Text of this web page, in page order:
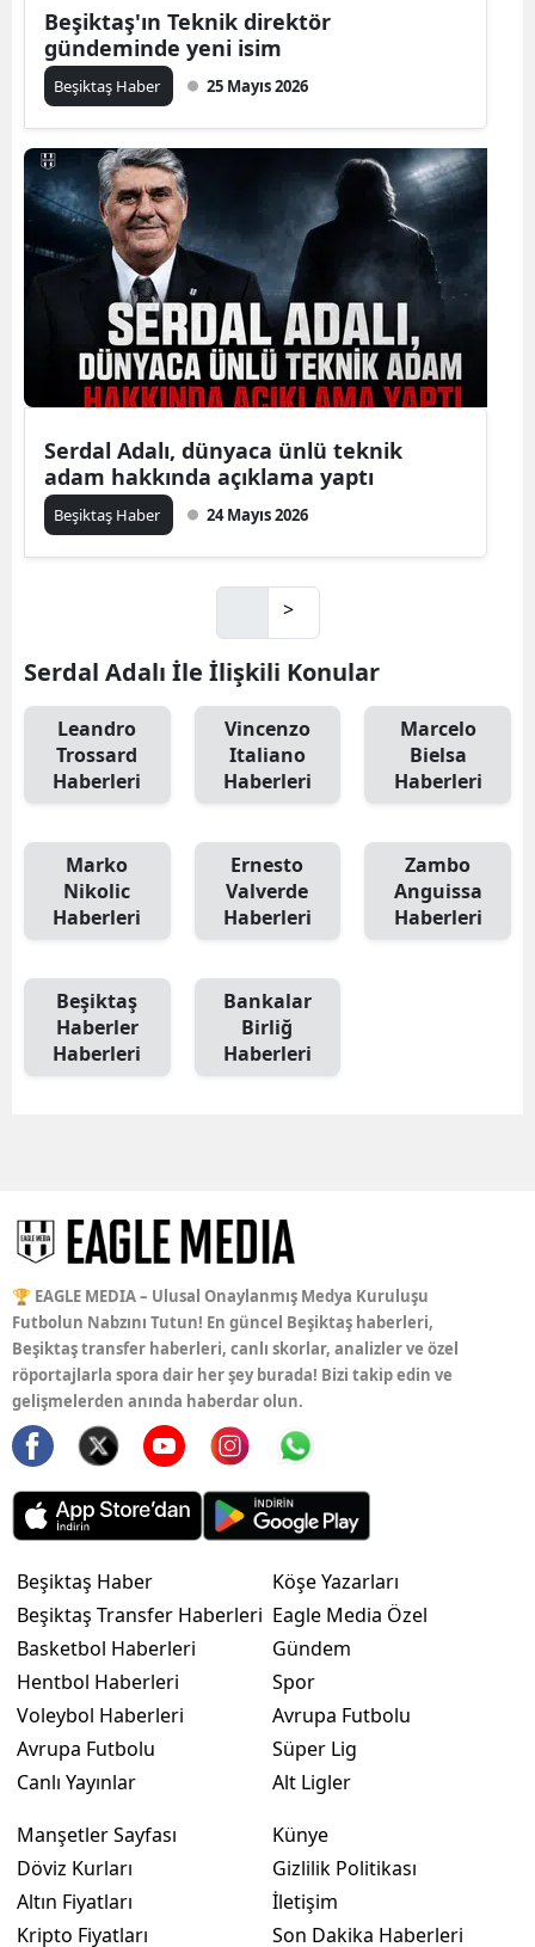
Beşiktaş'ın Teknik direktör
gündeminde yeni isim
Beşiktaş Haber 25 Mayıs 2026
Serdal Adalı, dünyaca ünlü teknik
adam hakkında açıklama yaptı
Beşiktaş Haber 24 Mayıs 2026
>
Serdal Adalı İle İlişkili Konular
Leandro
Trossard
Haberleri
Vincenzo
Italiano
Haberleri
Marcelo
Bielsa
Haberleri
Marko
Nikolic
Haberleri
Ernesto
Valverde
Haberleri
Zambo
Anguissa
Haberleri
Beşiktaş
Haberler
Haberleri
Bankalar
Birliğ
Haberleri
🏆 EAGLE MEDIA – Ulusal Onaylanmış Medya Kuruluşu
Futbolun Nabzını Tutun! En güncel Beşiktaş haberleri,
Beşiktaş transfer haberleri, canlı skorlar, analizler ve özel
röportajlarla spora dair her şey burada! Bizi takip edin ve
gelişmelerden anında haberdar olun.
Beşiktaş Haber
Beşiktaş Transfer Haberleri
Basketbol Haberleri
Hentbol Haberleri
Voleybol Haberleri
Avrupa Futbolu
Canlı Yayınlar
Köşe Yazarları
Eagle Media Özel
Gündem
Spor
Avrupa Futbolu
Süper Lig
Alt Ligler
Manşetler Sayfası
Döviz Kurları
Altın Fiyatları
Kripto Fiyatları
Künye
Gizlilik Politikası
İletişim
Son Dakika Haberleri